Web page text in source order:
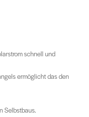
schnell und
ermöglicht das den
Selbstbaus.